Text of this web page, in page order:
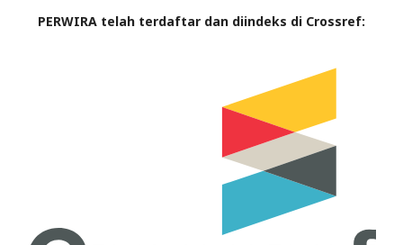
PERWIRA telah terdaftar dan diindeks di Crossref: